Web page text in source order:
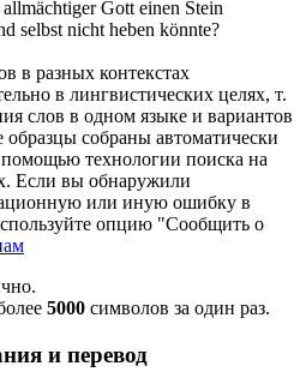
allmächtigerGott einen Stein
selbst nicht heben könnte?
в разных контекстах
в лингвистических целях, т.
слов в одном языке и вариантов
собраны автоматически
технологии поиска на
Если вы обнаружили
или иную ошибку в
опцию "Сообщить о
5000 символов за один раз.
и перевод